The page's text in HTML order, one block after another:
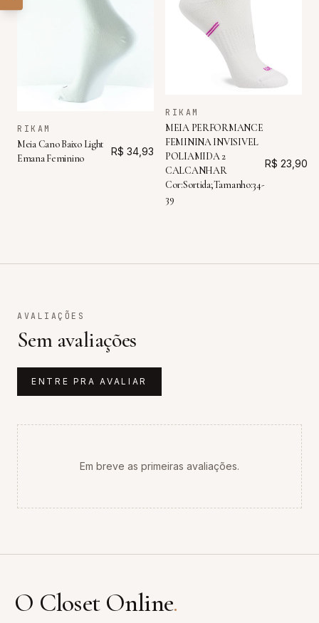
RIKAM
Meia Cano Baixo Light
Emana Feminino
R$ 34,93
RIKAM
MEIA PERFORMANCE
FEMININA INVISIVEL
POLIAMIDA 2
CALCANHAR
Cor:Sortida;Tamanho:34-
39
R$ 23,90
AVALIAÇÕES
Sem avaliações
ENTRE PRA AVALIAR
Em breve as primeiras avaliações.
O Closet Online.